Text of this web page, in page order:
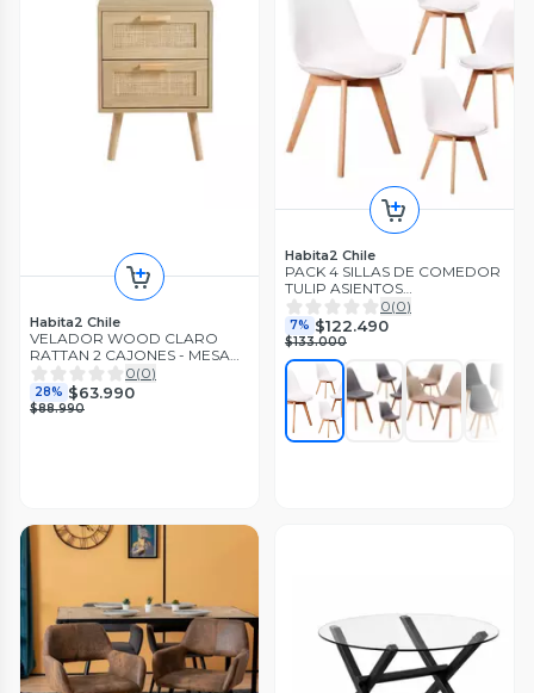
Habita2 Chile
VELADOR WOOD CLARO
RATTAN 2 CAJONES - MESA
DE NOCHE
0(0)
28% $63.990
$88.990
Habita2 Chile
PACK 4 SILLAS DE COMEDOR
TULIP ASIENTOS
ACOLCHADOS
0(0)
7% $122.490
$133.000